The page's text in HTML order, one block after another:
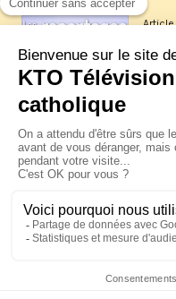
Article
Les
La
XIV
Le